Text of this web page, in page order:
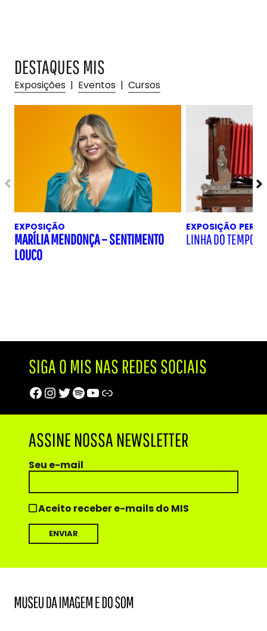
DESTAQUES MIS
Exposições | Eventos | Cursos
EXPOSIÇÃO
MARÍLIA MENDONÇA – SENTIMENTO
LOUCO
EXPOSIÇÃO
LINHA DO TEMPO
SIGA O MIS NAS REDES SOCIAIS
Facebook
Instagram
Twitter
Spotify
Youtube
Trip Advisor
ASSINE NOSSA NEWSLETTER
Seu e-mail
Aceito receber e-mails do MIS